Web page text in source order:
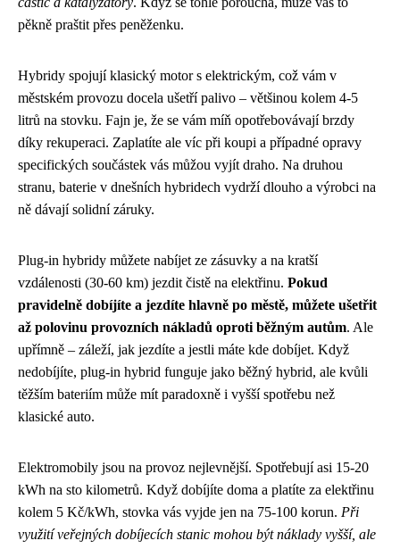
pěkně praštit přes peněženku.
Hybridy spojují klasický motor s elektrickým, což vám v
městském provozu docela ušetří palivo – většinou kolem 4-5
litrů na stovku. Fajn je, že se vám míň opotřebovávají brzdy
díky rekuperaci. Zaplatíte ale víc při koupi a případné opravy
specifických součástek vás můžou vyjít draho. Na druhou
stranu, baterie v dnešních hybridech vydrží dlouho a výrobci na
ně dávají solidní záruky.
Plug-in hybridy můžete nabíjet ze zásuvky a na kratší
vzdálenosti (30-60 km) jezdit čistě na elektřinu. Pokud
pravidelně dobíjíte a jezdíte hlavně po městě, můžete ušetřit
až polovinu provozních nákladů oproti běžným autům. Ale
upřímně – záleží, jak jezdíte a jestli máte kde dobíjet. Když
nedobíjíte, plug-in hybrid funguje jako běžný hybrid, ale kvůli
těžším bateriím může mít paradoxně i vyšší spotřebu než
klasické auto.
Elektromobily jsou na provoz nejlevnější. Spotřebují asi 15-20
kWh na sto kilometrů. Když dobíjíte doma a platíte za elektřinu
kolem 5 Kč/kWh, stovka vás vyjde jen na 75-100 korun. Při
využití veřejných dobíjecích stanic mohou být náklady vyšší, ale